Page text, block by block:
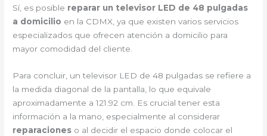
Sí, es posible reparar un televisor LED de 48 pulgadas
a domicilio en la CDMX, ya que existen varios servicios
especializados que ofrecen atención a domicilio para
mayor comodidad del cliente.
Para concluir, un televisor LED de 48 pulgadas se refiere a
la medida diagonal de la pantalla, lo que equivale
aproximadamente a 121.92 cm. Es crucial tener esta
información a la mano, especialmente al considerar
reparaciones o al decidir el espacio donde colocar el